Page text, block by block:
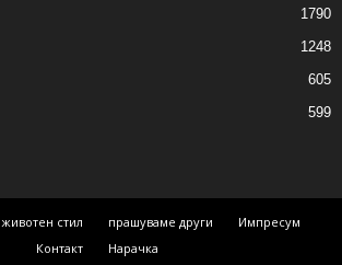
1790
1248
605
599
животен стил прашуваме други
Импресум
Контакт
Нарачка